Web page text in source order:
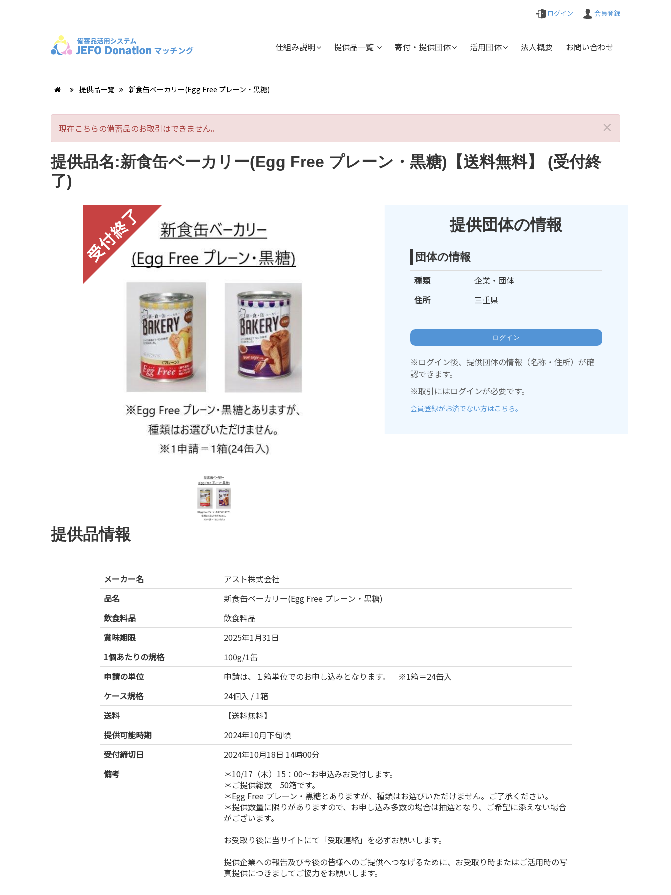
ログイン 会員登録
仕組み説明 提供品一覧 寄付・提供団体 活用団体 法人概要 お問い合わせ
提供品一覧 新食缶ベーカリー(Egg Free プレーン・黒糖)
×
現在こちらの備蓄品のお取引はできません。
提供品名:新食缶ベーカリー(Egg Free プレーン・黒糖)【送料無料】 (受付終
了)
提供団体の情報
団体の情報
種類
企業・団体
住所
三重県
ログイン
※ログイン後、提供団体の情報（名称・住所）が確
認できます。
※取引にはログインが必要です。
会員登録がお済でない方はこちら。
提供品情報
メーカー名
アスト株式会社
品名
新食缶ベーカリー(Egg Free プレーン・黒糖)
飲食料品
飲食料品
賞味期限
2025年1月31日
1個あたりの規格
100g/1缶
申請の単位
申請は、１箱単位でのお申し込みとなります。 ※1箱＝24缶入
ケース規格
24個入 / 1箱
送料
【送料無料】
提供可能時期
2024年10月下旬頃
受付締切日
2024年10月18日 14時00分
備考
＊10/17（木）15：00～お申込みお受付します。
＊ご提供総数 50箱です。
＊Egg Free プレーン・黒糖とありますが、種類はお選びいただけません。ご了承ください。
＊提供数量に限りがありますので、お申し込み多数の場合は抽選となり、ご希望に添えない場合
がございます。
お受取り後に当サイトにて「受取連絡」を必ずお願いします。
提供企業への報告及び今後の皆様へのご提供へつなげるために、お受取り時またはご活用時の写
真提供につきましてご協力をお願いします。